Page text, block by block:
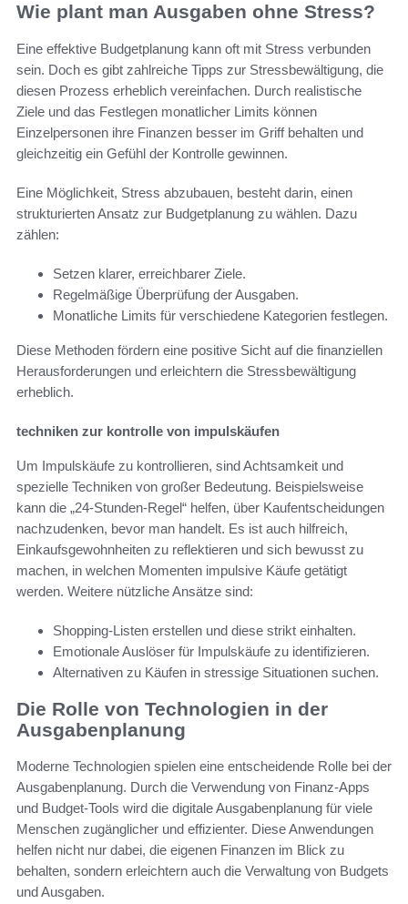
Wie plant man Ausgaben ohne Stress?
Eine effektive Budgetplanung kann oft mit Stress verbunden
sein. Doch es gibt zahlreiche Tipps zur Stressbewältigung, die
diesen Prozess erheblich vereinfachen. Durch realistische
Ziele und das Festlegen monatlicher Limits können
Einzelpersonen ihre Finanzen besser im Griff behalten und
gleichzeitig ein Gefühl der Kontrolle gewinnen.
Eine Möglichkeit, Stress abzubauen, besteht darin, einen
strukturierten Ansatz zur Budgetplanung zu wählen. Dazu
zählen:
Setzen klarer, erreichbarer Ziele.
Regelmäßige Überprüfung der Ausgaben.
Monatliche Limits für verschiedene Kategorien festlegen.
Diese Methoden fördern eine positive Sicht auf die finanziellen
Herausforderungen und erleichtern die Stressbewältigung
erheblich.
techniken zur kontrolle von impulskäufen
Um Impulskäufe zu kontrollieren, sind Achtsamkeit und
spezielle Techniken von großer Bedeutung. Beispielsweise
kann die „24-Stunden-Regel“ helfen, über Kaufentscheidungen
nachzudenken, bevor man handelt. Es ist auch hilfreich,
Einkaufsgewohnheiten zu reflektieren und sich bewusst zu
machen, in welchen Momenten impulsive Käufe getätigt
werden. Weitere nützliche Ansätze sind:
Shopping-Listen erstellen und diese strikt einhalten.
Emotionale Auslöser für Impulskäufe zu identifizieren.
Alternativen zu Käufen in stressige Situationen suchen.
Die Rolle von Technologien in der
Ausgabenplanung
Moderne Technologien spielen eine entscheidende Rolle bei der
Ausgabenplanung. Durch die Verwendung von Finanz-Apps
und Budget-Tools wird die digitale Ausgabenplanung für viele
Menschen zugänglicher und effizienter. Diese Anwendungen
helfen nicht nur dabei, die eigenen Finanzen im Blick zu
behalten, sondern erleichtern auch die Verwaltung von Budgets
und Ausgaben.